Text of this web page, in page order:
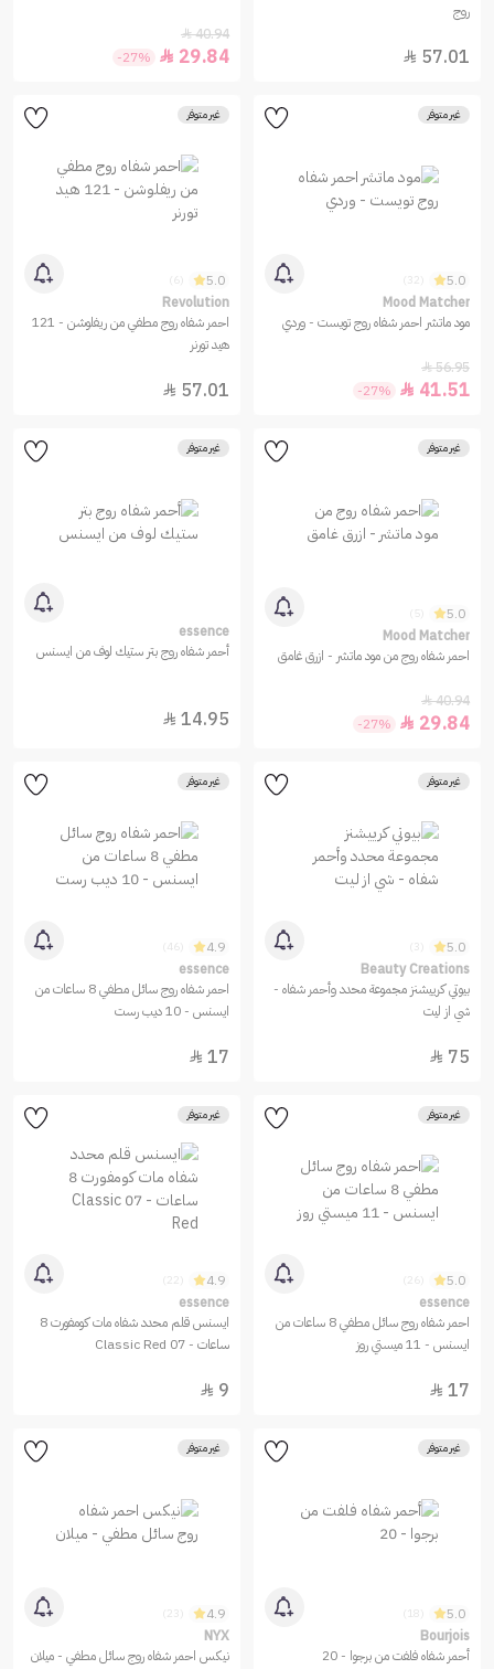
روج
57.01

40.94

29.84

-27%
غير متوفر
5.0
Mood Matcher
مود ماتشر احمر شفاه روج تويست - وردي
56.95

41.51

-27%
غير متوفر
5.0
Revolution
احمر شفاه روج مطفي من ريفلوشن - 121
هيد تورنر
57.01

غير متوفر
5.0
Mood Matcher
احمر شفاه روج من مود ماتشر - ازرق غامق
40.94

29.84

-27%
غير متوفر
essence
أحمر شفاه روج بتر ستيك لوف من ايسنس
14.95

غير متوفر
5.0
Beauty Creations
بيوتي كرييشنز مجموعة محدد وأحمر شفاه -
شي از ليت
75

غير متوفر
4.9
essence
احمر شفاه روج سائل مطفي 8 ساعات من
ايسنس - 10 ديب رست
17

غير متوفر
5.0
essence
احمر شفاه روج سائل مطفي 8 ساعات من
ايسنس - 11 ميستي روز
17

غير متوفر
4.9
essence
ايسنس قلم محدد شفاه مات كومفورت 8
ساعات - 07 Classic Red
9

غير متوفر
5.0
Bourjois
أحمر شفاه فلفت من برجوا - 20
غير متوفر
4.9
NYX
نيكس احمر شفاه روج سائل مطفي - ميلان